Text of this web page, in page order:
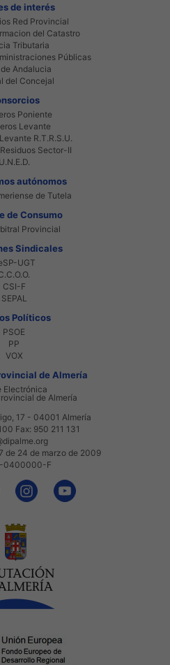
de interés
Red Provincial
del Catastro
Tributaria
Públicas
Andalucia
del Concejal
Poniente
Levante
R.T.R.S.U.
Sector-II
U.N.E.D.
autónomos
de Tutela
de Consumo
Provincial
Sindicales
UGT
CSI-F
SEPAL
Políticos
PSOE
PP
VOX
de Almería
Electrónica
de Almería
17 - 04001 Almería
Fax: 950 211 131
de 24 de marzo de 2009
0400000-F